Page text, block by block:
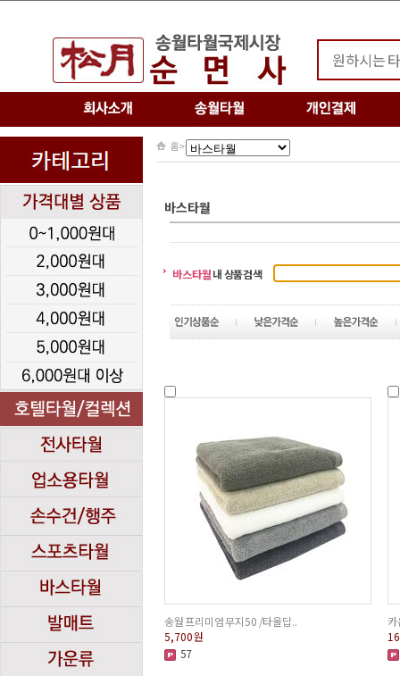
홈>
바스타월
바스타월내 상품검색
송월 프리미엄 무지50 /타올답..
5,700원
57